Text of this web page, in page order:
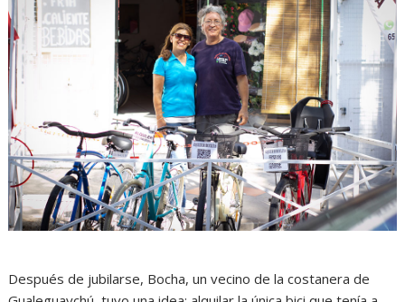
Después de jubilarse, Bocha, un vecino de la costanera de